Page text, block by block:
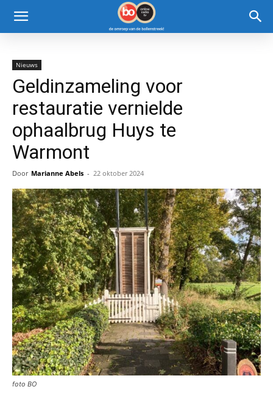
Nieuws
Geldinzameling voor
restauratie vernielde
ophaalbrug Huys te
Warmont
Door Marianne Abels - 22 oktober 2024
foto BO